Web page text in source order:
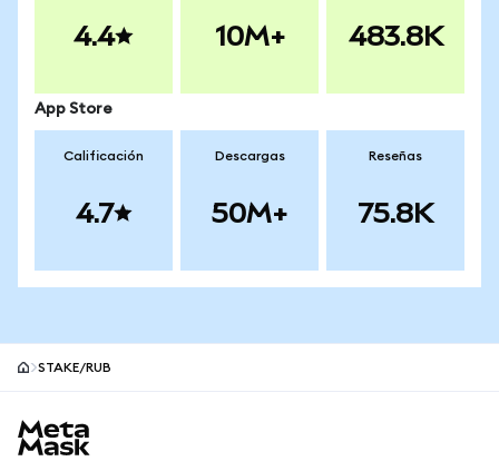
4.4 10M+ 483.8K
App Store
Calificación
4.7
Descargas
50M+
Reseñas
75.8K
STAKE/RUB